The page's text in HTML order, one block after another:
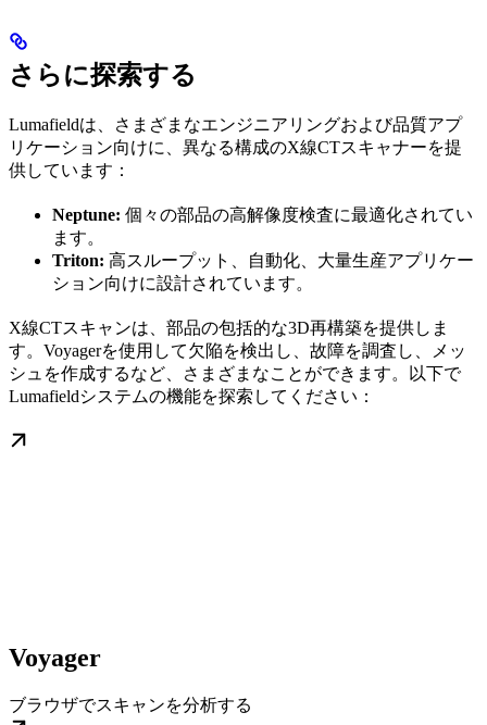
さらに探索する
Lumafieldは、さまざまなエンジニアリングおよび品質アプ
リケーション向けに、異なる構成のX線CTスキャナーを提
供しています：
Neptune: 個々の部品の高解像度検査に最適化されてい
ます。
Triton: 高スループット、自動化、大量生産アプリケー
ション向けに設計されています。
X線CTスキャンは、部品の包括的な3D再構築を提供しま
す。Voyagerを使用して欠陥を検出し、故障を調査し、メッ
シュを作成するなど、さまざまなことができます。以下で
Lumafieldシステムの機能を探索してください：
Voyager
ブラウザでスキャンを分析する